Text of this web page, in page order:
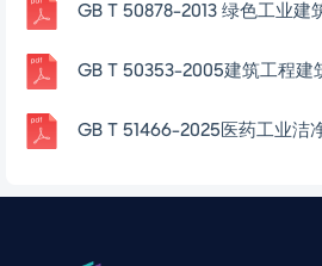
GB T 50878-2013 绿色工业建
GB T 50353-2005建筑工程建
GB T 51466-2025医药工业洁